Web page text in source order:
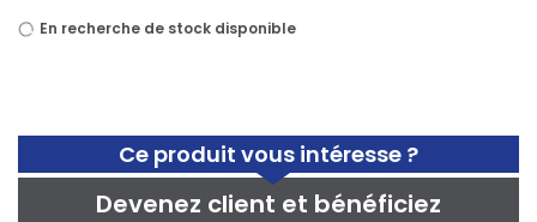
Ce produit vous intéresse ?
Devenez client et bénéficiez
En recherche de stock disponible